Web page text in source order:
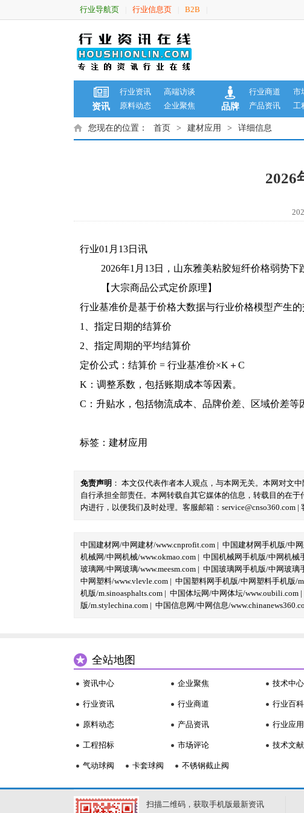
行业导航页 行业信息页 B2B
资讯
行业资讯
高端访谈
原料动态
企业聚焦 品牌
行业商道
市
产品资讯
工
您现在的位置： 首页 > 建材应用 > 详细信息
2026
行业01月13日讯
2026年1月13日，山东雅美粘胶短纤价格弱势下
【大宗商品公式定价原理】
行业基准价是基于价格大数据与行业价格模型产生
1、指定日期的结算价
2、指定周期的平均结算价
定价公式：结算价 = 行业基准价×K＋C
K：调整系数，包括账期成本等因素。
C：升贴水，包括物流成本、品牌价差、区域价差等
标签： 建材应用
免责声明 ： 本文仅代表作者本人观点，与本网无关。本网对文
自行承担全部责任。本网转载自其它媒体的信息，转载目的在
内进行，以便我们及时处理。客服邮箱：service@cnso360.com |
中国建材网/中网建材/www.cnprofit.com | 中国建材网手机版/中
机械网/中网机械/www.okmao.com | 中国机械网手机版/中网机械
玻璃网/中网玻璃/www.meesm.com | 中国玻璃网手机版/中网玻璃
中网塑料/www.vlevle.com | 中国塑料网手机版/中网塑料手机版/
机版/m.sinoasphalts.com | 中国体坛网/中网体坛/www.oubili.com |
版/m.stylechina.com | 中国信息网/中网信息/
全站地图
资讯中心
行业资讯
原料动态
工程招标
企业聚焦
行业商道
产品资讯
市场评论
技术中心
行业百科
行业应用
技术文献
气动球阀 卡套球阀 不锈钢截止阀
扫描二维码，获取手机版最新资讯